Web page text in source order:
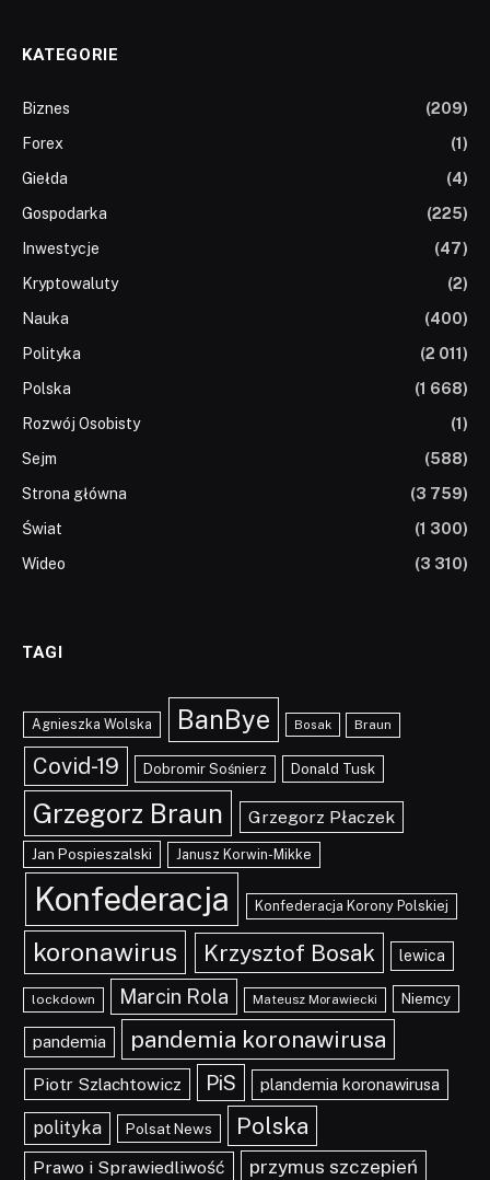
KATEGORIE
Biznes
(209)
Forex
(1)
Giełda
(4)
Gospodarka
(225)
Inwestycje
(47)
Kryptowaluty
(2)
Nauka
(400)
Polityka
(2 011)
Polska
(1 668)
Rozwój Osobisty
(1)
Sejm
(588)
Strona główna
(3 759)
Świat
(1 300)
Wideo
(3 310)
TAGI
Agnieszka Wolska BanBye Bosak Braun
Covid-19 Dobromir Sośnierz Donald Tusk
Grzegorz Braun Grzegorz Płaczek
Jan Pospieszalski Janusz Korwin-Mikke
Konfederacja Konfederacja Korony Polskiej
koronawirus Krzysztof Bosak lewica
lockdown Marcin Rola Mateusz Morawiecki Niemcy
pandemia pandemia koronawirusa
Piotr Szlachtowicz PiS plandemia koronawirusa
polityka Polsat News Polska
Prawo i Sprawiedliwość przymus szczepień